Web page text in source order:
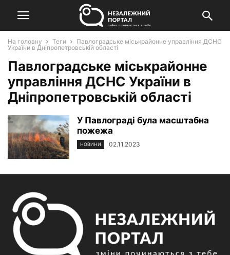
На головну Теги
Павлоградське міськрайонне управління ДСНС
України в Дніпропетровській області
Павлоградське міськрайонне
управління ДСНС України в
Дніпропетровській області
У Павлограді була масштабна
пожежа
НОВИНИ 02.11.2023